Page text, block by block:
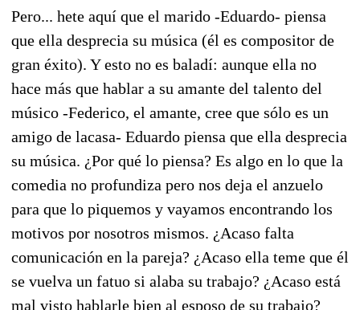
Pero... hete aquí que el marido -Eduardo- piensa
que ella desprecia su música (él es compositor de
gran éxito). Y esto no es baladí: aunque ella no
hace más que hablar a su amante del talento del
músico -Federico, el amante, cree que sólo es un
amigo de lacasa- Eduardo piensa que ella desprecia
su música. ¿Por qué lo piensa? Es algo en lo que la
comedia no profundiza pero nos deja el anzuelo
para que lo piquemos y vayamos encontrando los
motivos por nosotros mismos. ¿Acaso falta
comunicación en la pareja? ¿Acaso ella teme que él
se vuelva un fatuo si alaba su trabajo? ¿Acaso está
mal visto hablarle bien al esposo de su trabajo?